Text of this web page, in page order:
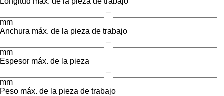
–
mm
Anchura máx. de la pieza de trabajo
–
mm
Espesor máx. de la pieza
–
mm
Peso máx. de la pieza de trabajo